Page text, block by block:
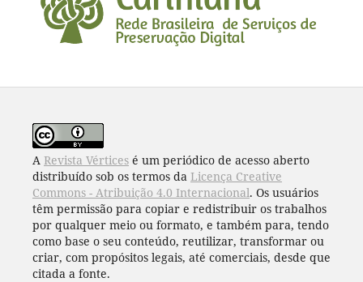
A Revista Vérticesé um periódico de acesso aberto
distribuído sob os termos da Licença Creative
Commons - Atribuição 4.0 Internacional. Os usuários
têm permissão para copiar e redistribuir os trabalhos
por qualquer meio ou formato, e também para, tendo
como base o seu conteúdo, reutilizar, transformar ou
criar, com propósitos legais, até comerciais, desde que
citada a fonte.